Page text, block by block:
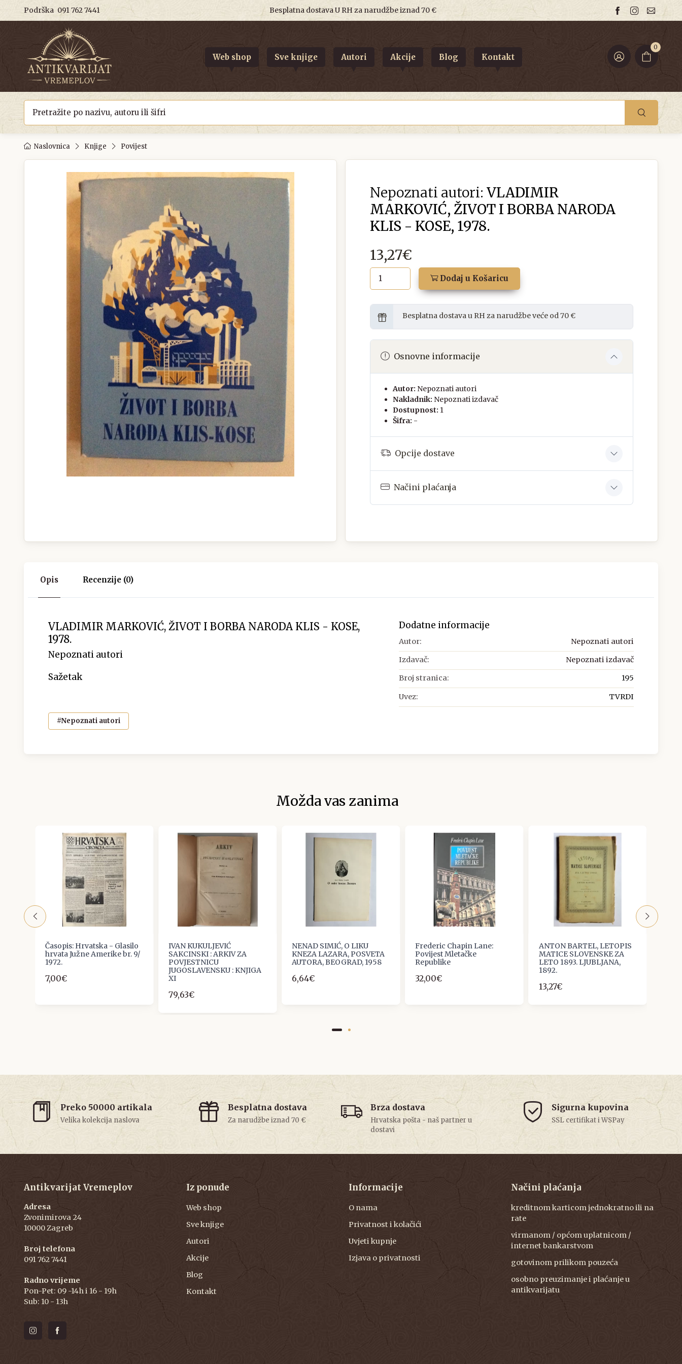
Podrška 091 762 7441 Besplatna dostava U RH za narudžbe iznad 70 €
0
Web shop Sve knjige Autori Akcije Blog Kontakt
Naslovnica Knjige Povijest
Nepoznati autori: VLADIMIR
MARKOVIĆ, ŽIVOT I BORBA NARODA
KLIS - KOSE, 1978.
13,27€
Dodaj u Košaricu
Besplatna dostava u RH za narudžbe veće od 70 €
Osnovne informacije
Autor: Nepoznati autori
Nakladnik: Nepoznati izdavač
Dostupnost: 1
Šifra: -
Opcije dostave
Načini plaćanja
Opis Recenzije (0)
VLADIMIR MARKOVIĆ, ŽIVOT I BORBA NARODA KLIS - KOSE,
1978.
Nepoznati autori
Sažetak
#Nepoznati autori
Dodatne informacije
Autor: Nepoznati autori
Izdavač: Nepoznati izdavač
Broj stranica: 195
Uvez: TVRDI
Možda vas zanima
Časopis: Hrvatska - Glasilo
hrvata Južne Amerike br. 9/
1972.
7,00€
IVAN KUKULJEVIĆ
SAKCINSKI : ARKIV ZA
POVJESTNICU
JUGOSLAVENSKU : KNJIGA
XI
79,63€
NENAD SIMIĆ, O LIKU
KNEZA LAZARA, POSVETA
AUTORA, BEOGRAD, 1958
6,64€
Frederic Chapin Lane:
Povijest Mletačke
Republike
32,00€
ANTON BARTEL, LETOPIS
MATICE SLOVENSKE ZA
LETO 1893. LJUBLJANA,
1892.
13,27€
Preko 50000 artikala
Velika kolekcija naslova
Besplatna dostava
Za narudžbe iznad 70 €
Brza dostava
Hrvatska pošta - naš partner u
dostavi
Sigurna kupovina
SSL certifikat i WSPay
Antikvarijat Vremeplov
Adresa
Zvonimirova 24
10000 Zagreb
Broj telefona
091 762 7441
Radno vrijeme
Pon-Pet: 09 -14h i 16 - 19h
Sub: 10 - 13h
Iz ponude
Web shop
Sve knjige
Autori
Akcije
Blog
Kontakt
Informacije
O nama
Privatnost i kolačići
Uvjeti kupnje
Izjava o privatnosti
Načini plaćanja
kreditnom karticom jednokratno ili na
rate
virmanom / općom uplatnicom /
internet bankarstvom
gotovinom prilikom pouzeća
osobno preuzimanje i plaćanje u
antikvarijatu